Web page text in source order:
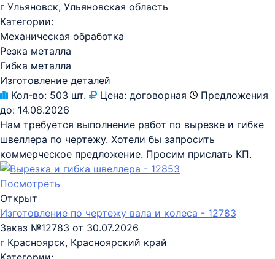
г Ульяновск, Ульяновская область
Категории:
Механическая обработка
Резка металла
Гибка металла
Изготовление деталей
Кол-во: 503 шт. Цена: договорная
Предложения
до: 14.08.2026
Нам требуется выполнение работ по вырезке и гибке
швеллера по чертежу. Хотели бы запросить
коммерческое предложение. Просим прислать КП.
Посмотреть
Открыт
Изготовление по чертежу вала и колеса - 12783
Заказ №12783 от 30.07.2026
г Красноярск, Красноярский край